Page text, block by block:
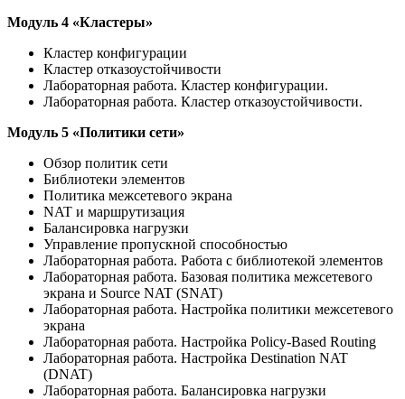
Модуль 4 «Кластеры»
Кластер конфигурации
Кластер отказоустойчивости
Лабораторная работа. Кластер конфигурации.
Лабораторная работа. Кластер отказоустойчивости.
Модуль 5 «Политики сети»
Обзор политик сети
Библиотеки элементов
Политика межсетевого экрана
NAT и маршрутизация
Балансировка нагрузки
Управление пропускной способностью
Лабораторная работа. Работа с библиотекой элементов
Лабораторная работа. Базовая политика межсетевого
экрана и Source NAT (SNAT)
Лабораторная работа. Настройка политики межсетевого
экрана
Лабораторная работа. Настройка Policy-Based Routing
Лабораторная работа. Настройка Destination NAT
(DNAT)
Лабораторная работа. Балансировка нагрузки